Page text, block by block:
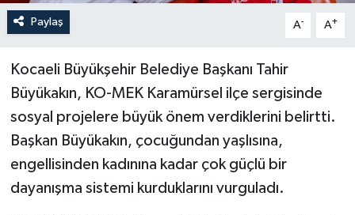
Paylaş A- A+
Kocaeli Büyükşehir Belediye Başkanı Tahir
Büyükakın, KO-MEK Karamürsel ilçe sergisinde
sosyal projelere büyük önem verdiklerini belirtti.
Başkan Büyükakın, çocuğundan yaşlısına,
engellisinden kadınına kadar çok güçlü bir
dayanışma sistemi kurduklarını vurguladı.